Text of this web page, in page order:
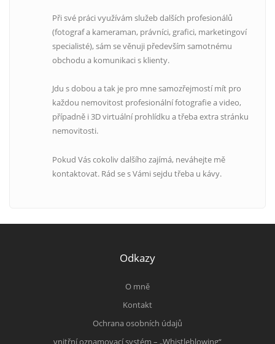
Při své práci využívám služeb dalších profesionálů
(fotograf a kameraman, právníci, grafici, marketingoví
specialisté), sám se věnuji především samotnému
obchodu a komunikaci s klienty.
Jdu s dobou a tak je pro mne samozřejmostí mít pro
každou nemovitost profesionální fotografie a video,
případně i 3D virtuální prohlídku a třeba extra stránku
nemovitosti.
Pokud Vás cokoliv dalšího zajímá, neváhejte mě
kontaktovat. Rád se s Vámi sejdu třeba u kávy.
Odkazy
O mně
Kontakt
Ochrana osobních údajů
vnitřní oznamovací systém – „Whistleblowing“